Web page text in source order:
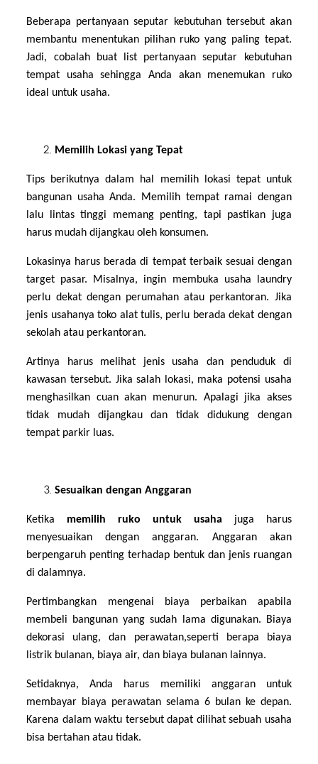
Beberapa pertanyaan seputar kebutuhan tersebut akan
membantu menentukan pilihan ruko yang paling tepat.
Jadi, cobalah buat list pertanyaan seputar kebutuhan
tempat usaha sehingga Anda akan menemukan ruko
ideal untuk usaha.
Memilih Lokasi yang Tepat
Tips berikutnya dalam hal memilih lokasi tepat untuk
bangunan usaha Anda. Memilih tempat ramai dengan
lalu lintas tinggi memang penting, tapi pastikan juga
harus mudah dijangkau oleh konsumen.
Lokasinya harus berada di tempat terbaik sesuai dengan
target pasar. Misalnya, ingin membuka usaha laundry
perlu dekat dengan perumahan atau perkantoran. Jika
jenis usahanya toko alat tulis, perlu berada dekat dengan
sekolah atau perkantoran.
Artinya harus melihat jenis usaha dan penduduk di
kawasan tersebut. Jika salah lokasi, maka potensi usaha
menghasilkan cuan akan menurun. Apalagi jika akses
tidak mudah dijangkau dan tidak didukung dengan
tempat parkir luas.
Sesuaikan dengan Anggaran
Ketika memilih ruko untuk usaha juga harus
menyesuaikan dengan anggaran. Anggaran akan
berpengaruh penting terhadap bentuk dan jenis ruangan
di dalamnya.
Pertimbangkan mengenai biaya perbaikan apabila
membeli bangunan yang sudah lama digunakan. Biaya
dekorasi ulang, dan perawatan,seperti berapa biaya
listrik bulanan, biaya air, dan biaya bulanan lainnya.
Setidaknya, Anda harus memiliki anggaran untuk
membayar biaya perawatan selama 6 bulan ke depan.
Karena dalam waktu tersebut dapat dilihat sebuah usaha
bisa bertahan atau tidak.